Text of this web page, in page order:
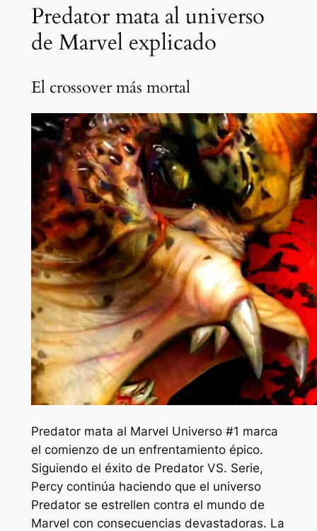
Predator mata al universo
de Marvel explicado
El crossover más mortal
Predator mata al Marvel Universo #1 marca
el comienzo de un enfrentamiento épico.
Siguiendo el éxito de Predator VS. Serie,
Percy continúa haciendo que el universo
Predator se estrellen contra el mundo de
Marvel con consecuencias devastadoras. La